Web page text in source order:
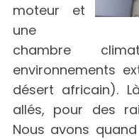
moteur et
une
chambre
environnements
désert africain).
allés, pour des
Nous avons